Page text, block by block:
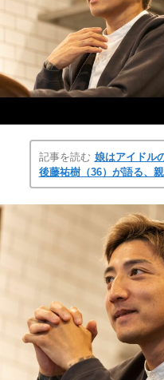
記事を読む 娘はアイドル
後藤祐樹（36）が語る、